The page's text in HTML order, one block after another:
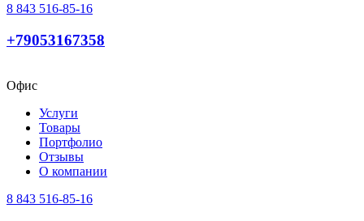
8 843 516-85-16
+79053167358
Офис
Услуги
Товары
Портфолио
Отзывы
О компании
8 843 516-85-16